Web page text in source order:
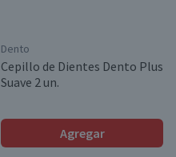
Dento
Cepillo de Dientes Dento Plus
Suave 2 un.
Agregar